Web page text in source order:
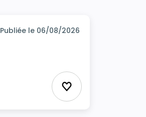
Publiée le 06/08/2026
Ajouter aux